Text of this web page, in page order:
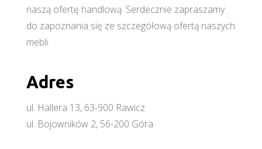
naszą ofertę handlową. Serdecznie zapraszamy
do zapoznania się ze szczegółową ofertą naszych
mebli.
Adres
ul. Hallera 13, 63-900 Rawicz
ul. Bojowników 2, 56-200 Góra